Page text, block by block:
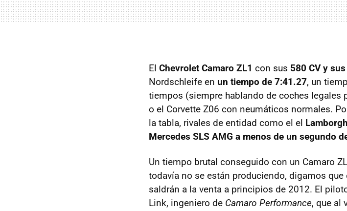
El Chevrolet Camaro ZL1 con sus 580 CV y
Nordschleife en un tiempo de 7:41.27, un
tiempos (siempre hablando de coches legales
o el Corvette Z06 con neumáticos normales.
la tabla, rivales de entidad como el el
Mercedes SLS AMG a menos de un segundo
Un tiempo brutal conseguido con un Camaro
todavía no se están produciendo, digamos
saldrán a la venta a principios de 2012. El
Link, ingeniero de Camaro Performance, que al